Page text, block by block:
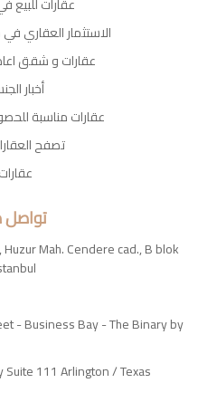
الاستثمار العقاري
عقارات و شقق
أخبار
عقارات مناسبة
تصفح
تواصل
Huzur Mah. Cendere cad., B blok
- Business Bay - The Binary by
111 Arlington / Texas